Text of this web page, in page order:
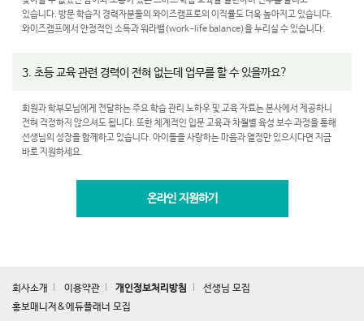
있습니다. 방문 학습지 경력자분들의 와이즈캠프로의 이직률도 더욱 높아지고 있습니다.
와이즈캠프에서 안정적인 소득과 워라밸(work-life balance)을 누리실 수 있습니다.
3. 초등 교육 관련 경력이 전혀 없는데 업무를 할 수 있을까요?
회원과 학부모님에게 전달하는 주요 학습 관리 노하우 및 교육 자료는 본사에서 제공하니
전혀 걱정하지 않으셔도 됩니다. 또한 체계적인 입문 교육과 차월별 육성 보수 과정을 통해
선생님의 성장을 함께하고 있습니다. 아이들을 사랑하는 마음과 열정만 있으시다면 지금
바로 지원하세요.
온라인 지원하기
회사소개 이용약관 개인정보처리방침
선생님 모집
홍보매니저&에듀플래너 모집